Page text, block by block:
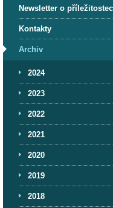
Newsletter o
Kontakty
Archiv
2024
2023
2022
2021
2020
2019
2018